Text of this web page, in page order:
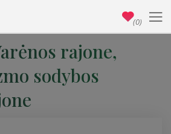
rajone,
sodybos
(0)